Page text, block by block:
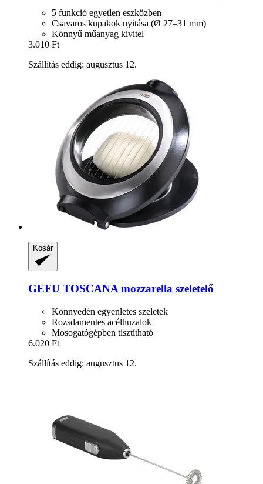
5 funkció egyetlen eszközben
Csavaros kupakok nyitása (Ø 27–31 mm)
Könnyű műanyag kivitel
3.010 Ft
Szállítás eddig: augusztus 12.
Kosár
GEFU TOSCANA mozzarella szeletelő
Könnyedén egyenletes szeletek
Rozsdamentes acélhuzalok
Mosogatógépben tisztítható
6.020 Ft
Szállítás eddig: augusztus 12.